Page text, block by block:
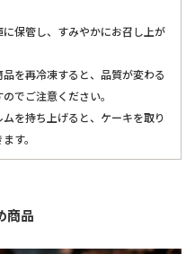
保管し、すみやかにお召し上が
を再冷凍すると、品質が変わる
でご注意ください。
ムを持ち上げると、ケーキを取り
す。
商品